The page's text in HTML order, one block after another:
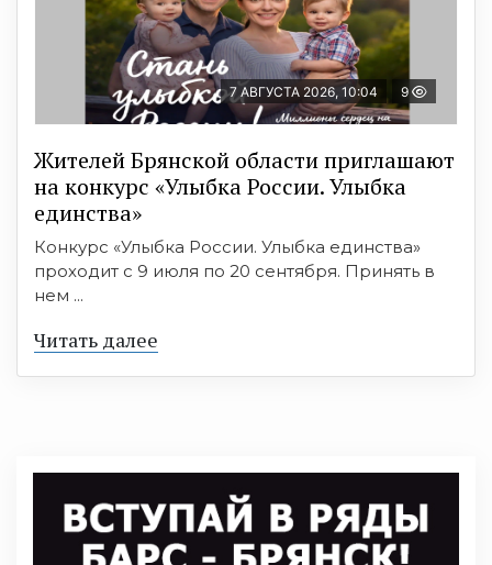
7 АВГУСТА 2026, 10:04 9
Жителей Брянской области приглашают
на конкурс «Улыбка России. Улыбка
единства»
Конкурс «Улыбка России. Улыбка единства»
проходит с 9 июля по 20 сентября. Принять в
нем ...
Читать далее